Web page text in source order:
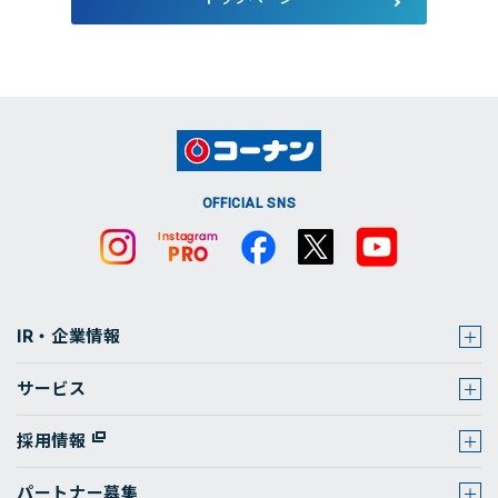
OFFICIAL SNS
IR・企業情報
サービス
採用情報
パートナー募集